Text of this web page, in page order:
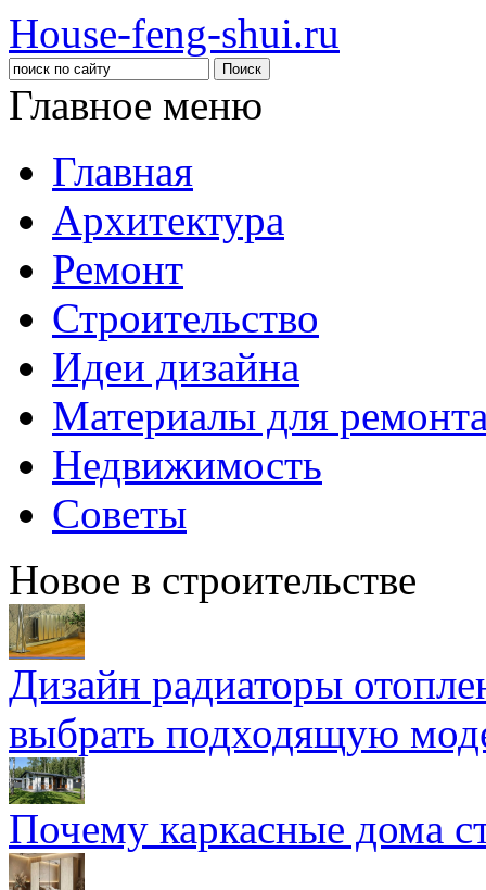
House-feng-shui.ru
Главное меню
Главная
Архитектура
Ремонт
Строительство
Идеи дизайна
Материалы для
Недвижимость
Советы
Новое в строительстве
Дизайн радиаторы
выбрать подходящую
Почему каркасные дома